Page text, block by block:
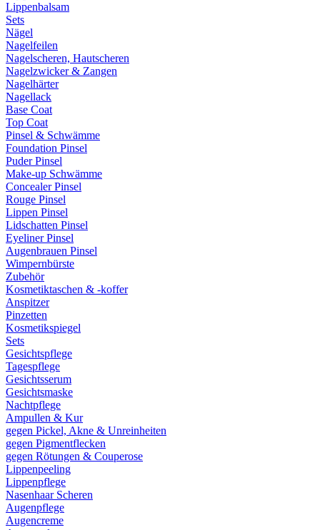
Lippenbalsam
Sets
Nägel
Nagelfeilen
Nagelscheren, Hautscheren
Nagelzwicker & Zangen
Nagelhärter
Nagellack
Base Coat
Top Coat
Pinsel & Schwämme
Foundation Pinsel
Puder Pinsel
Make-up Schwämme
Concealer Pinsel
Rouge Pinsel
Lippen Pinsel
Lidschatten Pinsel
Eyeliner Pinsel
Augenbrauen Pinsel
Wimpernbürste
Zubehör
Kosmetiktaschen & -koffer
Anspitzer
Pinzetten
Kosmetikspiegel
Sets
Gesichtspflege
Tagespflege
Gesichtsserum
Gesichtsmaske
Nachtpflege
Ampullen & Kur
gegen Pickel, Akne & Unreinheiten
gegen Pigmentflecken
gegen Rötungen & Couperose
Lippenpeeling
Lippenpflege
Nasenhaar Scheren
Augenpflege
Augencreme